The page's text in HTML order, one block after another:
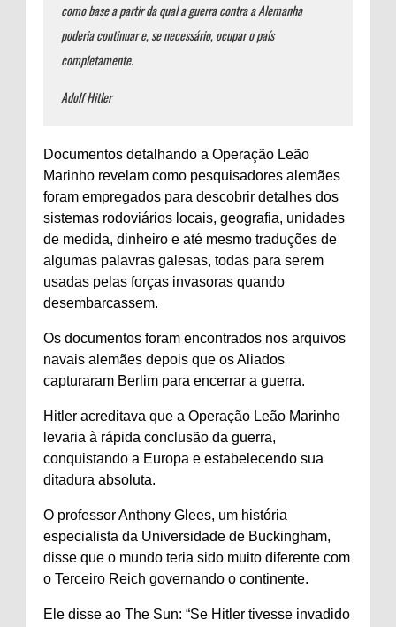
como base a partir da qual a guerra contra a Alemanha
poderia continuar e, se necessário, ocupar o país
completamente.
Adolf Hitler
Documentos detalhando a Operação Leão
Marinho revelam como pesquisadores alemães
foram empregados para descobrir detalhes dos
sistemas rodoviários locais, geografia, unidades
de medida, dinheiro e até mesmo traduções de
algumas palavras galesas, todas para serem
usadas pelas forças invasoras quando
desembarcassem.
Os documentos foram encontrados nos arquivos
navais alemães depois que os Aliados
capturaram Berlim para encerrar a guerra.
Hitler acreditava que a Operação Leão Marinho
levaria à rápida conclusão da guerra,
conquistando a Europa e estabelecendo sua
ditadura absoluta.
O professor Anthony Glees, um história
especialista da Universidade de Buckingham,
disse que o mundo teria sido muito diferente com
o Terceiro Reich governando o continente.
Ele disse ao The Sun: “Se Hitler tivesse invadido